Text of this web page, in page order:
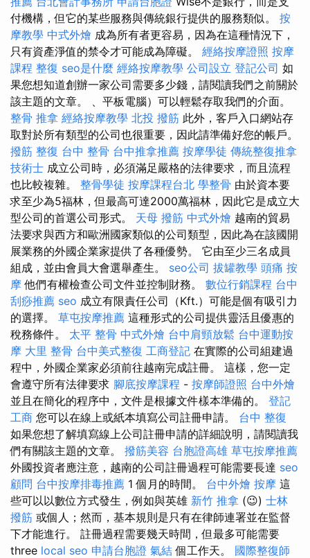
付機構，但它的某些服務與傳統銀行提供的服務類似。 按
摩教學 中式外燴 成為所有者更容易，因為在這種情況下，
只有資產淨值的禁令才可能成為障礙。 經絡按摩證照 按摩
課程 整復 seo是什麼 經絡按摩教學 公司設立 登記公司 如
果您想知道創辦一家公司需要多少錢，請閱讀我們之前關於
該主題的文章。 、平板電腦）可以輕鬆存取我們的介面。
整骨 推拿 經絡按摩教學 北投 撥筋 此外，客戶入口網站存
取對於所有類型的公司也很重要，因此請準備好您的帳戶。
撥筋 整復 台中 整骨 台中推拿推薦 按摩學徒 傳統整復推拿
技術士 成立公司時，必須滿足嚴格的法律要求，而且流程
也比較複雜。 整骨學徒 按摩課程台北 學整骨 由於資本要
求至少為5福林，但最高可達2000萬福林，因此它是成立大
型公司的首選公司形式。 天母 撥筋 中式外燴 越南的貿易
法要求與西方和歐洲國家類似的公司類型，因此為在該國開
展業務的外國企業家提供了各種優勢。 它由至少三名成員
組成，並由會員大會選舉產生。 seo公司 拔罐教學 頭痛 按
摩 他們有權檢查公司文件並控制財務。 數位行銷課程 台中
刮痧推薦 seo 成立有限責任公司（Kft.）可能是個有吸引力
的選擇。 草屯按摩推薦 這種形式的公司提供靈活且優惠的
稅務條件。 太平 整骨 中式外燴 台中肩頸放鬆 台中運動按
摩 大里 整骨 台中美式整復 工商登記 在實際的公司組建過
程中，外國企業家必須前往越南完成註冊。 這樣，您一定
會遵守所有法律要求 腳底按摩課程 - 按摩師證照 台中外燴
並且在簡化的程序中，文件是根據文件樣本準備的。 登記
工商 您可以在線上或紙本填寫公司註冊申請。 台中 整復
如果您想了解填寫線上公司註冊申請的詳細說明，請閱讀我
們有關該主題的文章。 撥筋美容 台胞證高雄 草屯按摩推薦
外國投資者應注意，越南的公司註冊過程可能需要長達 seo
顧問 台中按摩排毒推薦 1 個月的時間。 台中外燴 按摩 這
些可以以數位方式發生，例如與英雄 新竹 推拿 (😉) 士林
撥筋 或個人；然而，基本規則是只有在律師連署並在監督
下才能進行。 註冊過程需要幾天時間，但最多可能需要
three local seo 申請台胞證 氣結 個工作天。 國際整復師